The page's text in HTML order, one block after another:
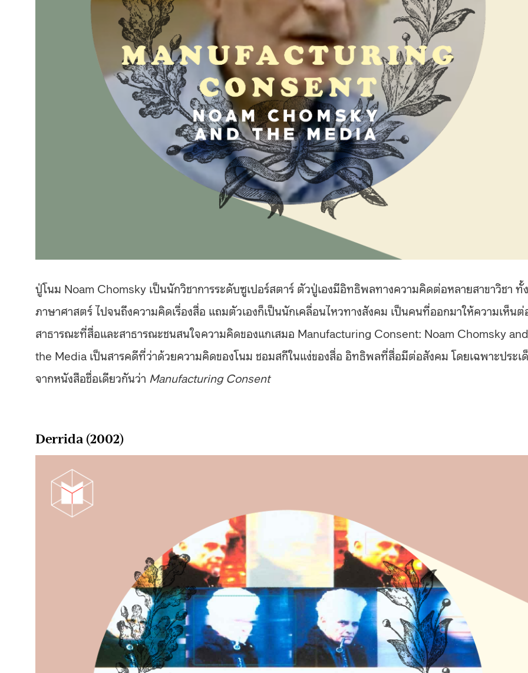
ปู่โนม Noam Chomsky เป็นนักวิชาการระดับซูเปอร์สตาร์ ตัวปู่เองมีอิทธิพลทางความคิดต่อหลายสาขาวิชา ทั้ง
ภาษาศาสตร์ ไปจนถึงความคิดเรื่องสื่อ แถมตัวเองก็เป็นนักเคลื่อนไหวทางสังคม เป็นคนที่ออกมาให้ความเห็นต่
สาธารณะที่สื่อและสาธารณะชนสนใจความคิดของแกเสมอ Manufacturing Consent: Noam Chomsky and
the Media เป็นสารคดีที่ว่าด้วยความคิดของโนม ชอมสกีในแง่ของสื่อ อิทธิพลที่สื่อมีต่อสังคม โดยเฉพาะประเ
จากหนังสือชื่อเดียวกันว่า Manufacturing Consent
Derrida (2002)